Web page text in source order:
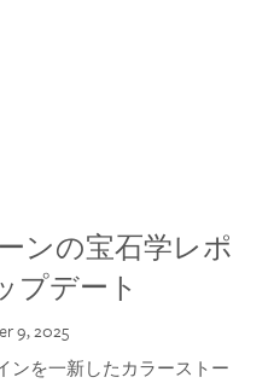
ンの宝石学レポ
プデート
9, 2025
ンを一新したカラーストー